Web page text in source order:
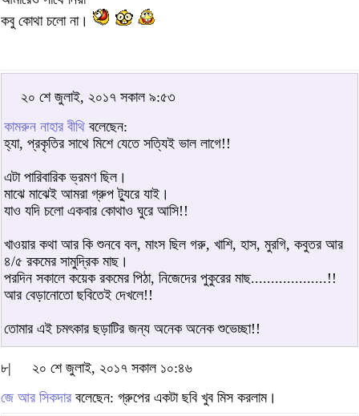
কবু কোথা চলো না।
২০ শে জুলাই, ২০১৭ সকাল ৯:৫৩
কামরুন নাহার বীথি বলেছেন:
হ্যা, প্রকৃতির সাথে মিশে যেতে সত্যিই ভাল লাগে!!
এটা পারিবারিক ভ্রমণ ছিল।
মাঝে মাঝেই আমরা গ্রুপ ট্যুরে যাই।
যাও যদি চলো একবার কোথাও ঘুরে আসি!!
খাওয়ার কথা আর কি শুনবে বল, মাংস ছিল গরু, খাশি, হাস, মুরগি, কবুতর আর
৪/৫ রকমের সামুদ্রিক মাছ।
পরদিন সকালে কয়েক রকমের পিঠা, নিজেদের পুকুরের মাছ...................!!
আর বেড়ানোতো ছবিতেই দেখলে!!
তোমার এই চমৎকার ছড়াটির জন্য অনেক অনেক শুভেচ্ছা!!
৮|
২০ শে জুলাই, ২০১৭ সকাল ১০:৪৬
জে আর সিকদার বলেছেন: গ্রুপের একটা ছবি খুব মিস করলাম।